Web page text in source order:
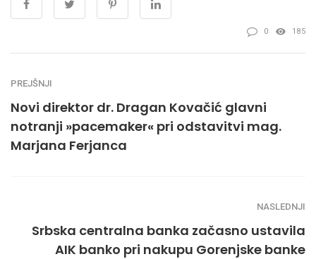
0 185
PREJŠNJI
Novi direktor dr. Dragan Kovačić glavni
notranji »pacemaker« pri odstavitvi mag.
Marjana Ferjanca
NASLEDNJI
Srbska centralna banka začasno ustavila
AIK banko pri nakupu Gorenjske banke